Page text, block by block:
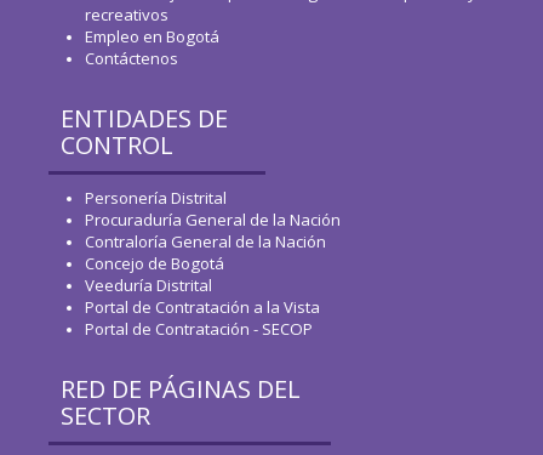
recreativos
Empleo en Bogotá
Contáctenos
ENTIDADES DE
CONTROL
Personería Distrital
Procuraduría General de la Nación
Contraloría General de la Nación
Concejo de Bogotá
Veeduría Distrital
Portal de Contratación a la Vista
Portal de Contratación - SECOP
RED DE PÁGINAS DEL
SECTOR